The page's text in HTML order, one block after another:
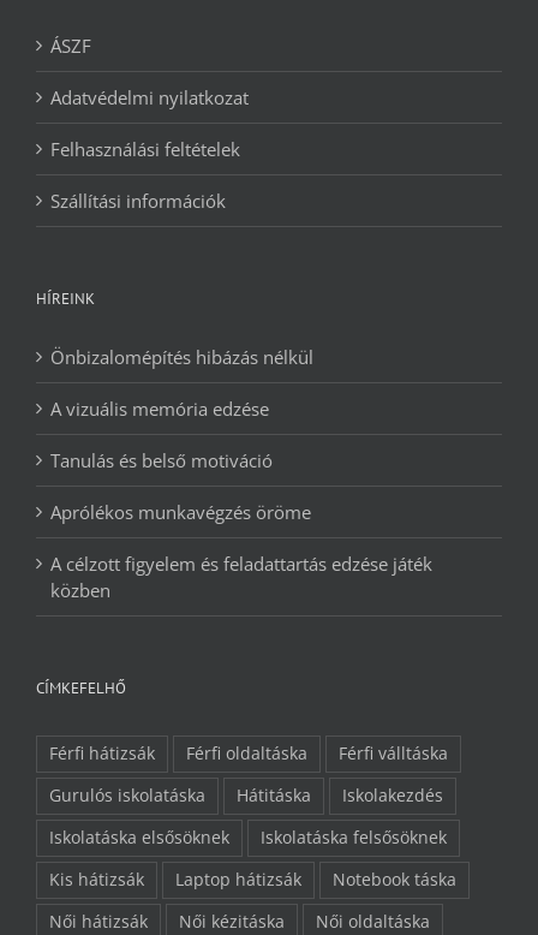
ÁSZF
Adatvédelmi nyilatkozat
Felhasználási feltételek
Szállítási információk
HÍREINK
Önbizalomépítés hibázás nélkül
A vizuális memória edzése
Tanulás és belső motiváció
Aprólékos munkavégzés öröme
A célzott figyelem és feladattartás edzése játék
közben
CÍMKEFELHŐ
Férfi hátizsák Férfi oldaltáska
Férfi válltáska
Gurulós iskolatáska
Hátitáska
Iskolakezdés
Iskolatáska elsősöknek
Iskolatáska felsősöknek
Kis hátizsák
Laptop hátizsák
Notebook táska
Női hátizsák
Női kézitáska
Női oldaltáska